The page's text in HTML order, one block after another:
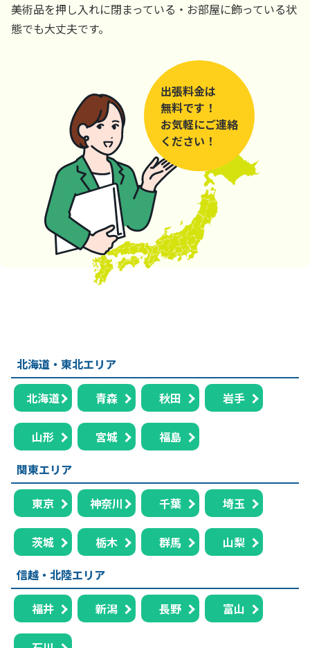
美術品を押し入れに閉まっている・お部屋に飾っている状
態でも大丈夫です。
出張料金は
無料です！
お気軽にご連絡
ください！
北海道・東北エリア
北海道 青森 秋田 岩手
山形 宮城
福島
関東エリア
東京 神奈川 千葉 埼玉
茨城 栃木 群馬
山梨
信越・北陸エリア
福井 新潟 長野 富山